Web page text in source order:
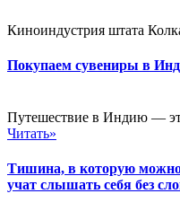
Киноиндустрия штата
Покупаем сувениры в
Путешествие в Индию —
Читать»
Тишина, в которую
учат слышать себя без